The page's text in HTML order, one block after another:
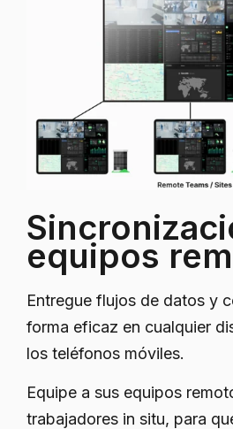
equipos
Entregue flujos de datos y
forma eficaz en cualquier
los teléfonos móviles.
Equipe a sus equipos
trabajadores in situ, para